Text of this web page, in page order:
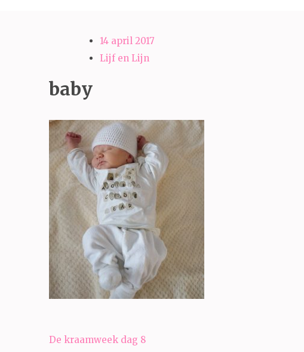
14 april 2017
Lijf en Lijn
baby
Bericht
De kraamweek dag 8